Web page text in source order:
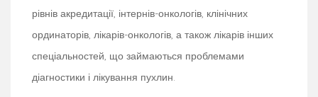
рівнів акредитації, інтернів-онкологів, клінічних
ординаторів, лікарів-онкологів, а також лікарів інших
спеціальностей, що займаються проблемами
діагностики і лікування пухлин.